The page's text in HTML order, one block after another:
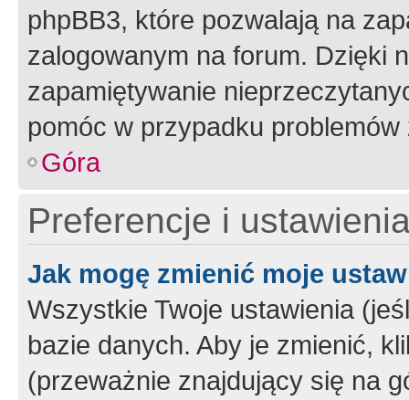
phpBB3, które pozwalają na
zalogowanym na forum. Dzięki
zapamiętywanie
pomóc w przypadku
Góra
Preferencje i
Jak mogę zmienić moje
Wszystkie Twoje ustawienia
bazie danych. Aby je zmienić,
(przeważnie znajdujący się na